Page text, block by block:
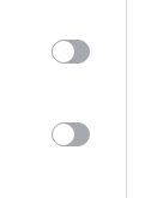
below Google